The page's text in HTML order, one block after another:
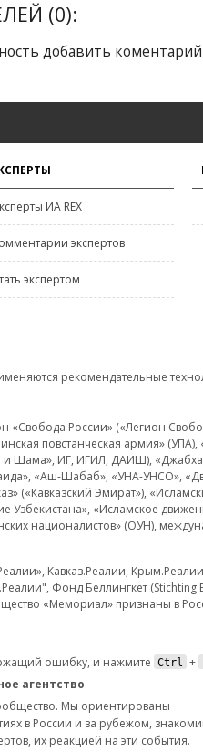
(0):
добавить
ИА REX
экспертов
экспертом
рекомендательные
России» («Легион
повстанческая армия»
и Шама», ИГ, ИГИЛ, ДАИШ),
«Аш-Шабаб», «УНА-УНСО»,
(«Кавказский Эмират»),
Узбекистана», «Исламское
националистов» (ОУН),
Кавказ.Реалии,
Фонд Беллингкет
«Мемориал» признаны в
ошибку, и нажмите Ctrl +
агентство
Мы ориентированы
в России и за рубежом,
их реакцией на эти события.